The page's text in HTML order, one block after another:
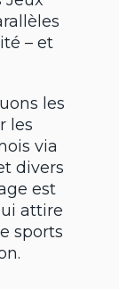
– et
les
les
via
divers
est
attire
sports